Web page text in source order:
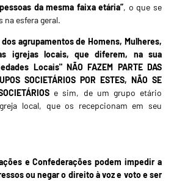
da mesma faixa etária”, o que se
na esfera geral.
agrupamentos de Homens, Mulheres,
igrejas locais, que diferem, na sua
Locais" NÃO FAZEM PARTE DAS
SOCIETÁRIOS POR ESTES, NÃO SE
e sim, de um grupo etário
local, que os recepcionam em seu
e Confederações podem impedir a
ou negar o direito à voz e voto e ser